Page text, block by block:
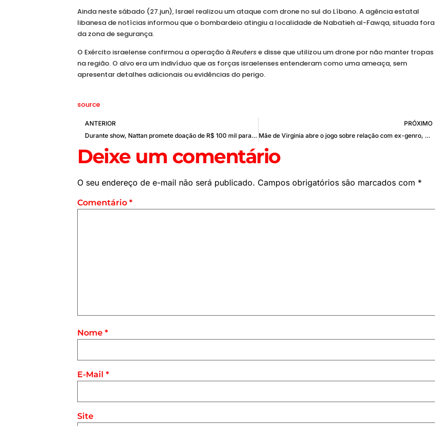
Ainda neste sábado (27.jun), Israel realizou um ataque com drone no sul do Líbano. A agência estatal
libanesa de notícias informou que o bombardeio atingiu a localidade de Nabatieh al-Fawqa, situada fora
da zona de segurança.
O Exército israelense confirmou a operação àReuterse disse que utilizou um drone por não manter tropas
na região. O alvo era um indivíduo que as forças israelenses entenderam como uma ameaça, sem
apresentar detalhes adicionais ou evidências do perigo.
source
ANTERIOR
Durante show, Nattan promete doação de R$ 100 mil para instituição beneficente
PRÓXIMO
Mãe de Virginia abre o jogo sobre relação com ex-genro, Zé Felipe: “Tenho ele como filho”
Deixe um comentário
O seu endereço de e-mail não será publicado. Campos obrigatórios são marcados com *
Comentário *
Nome *
E-Mail *
Site